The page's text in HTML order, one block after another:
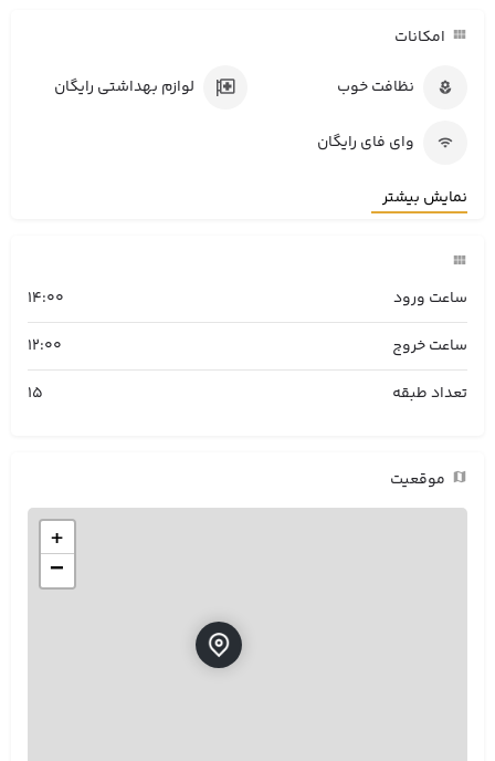
امکانات
نظافت خوب لوازم بهداشتی رایگان
وای فای رایگان
نمایش بیشتر
ساعت ورود
14:00
ساعت خروج
12:00
تعداد طبقه
15
موقعیت
+
−